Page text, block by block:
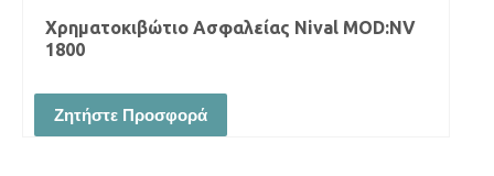
Χρηματοκιβώτιο Ασφαλείας Νival MOD:NV
1800
Ζητήστε Προσφορά